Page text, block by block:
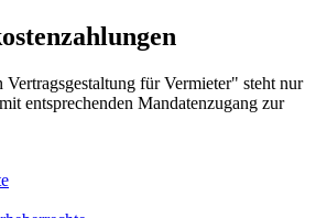
für Vermieter" steht nur
entsprechenden Mandatenzugang zur